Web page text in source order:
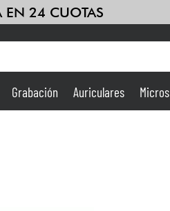
EN 24 CUOTAS
Grabación Auriculares Micros